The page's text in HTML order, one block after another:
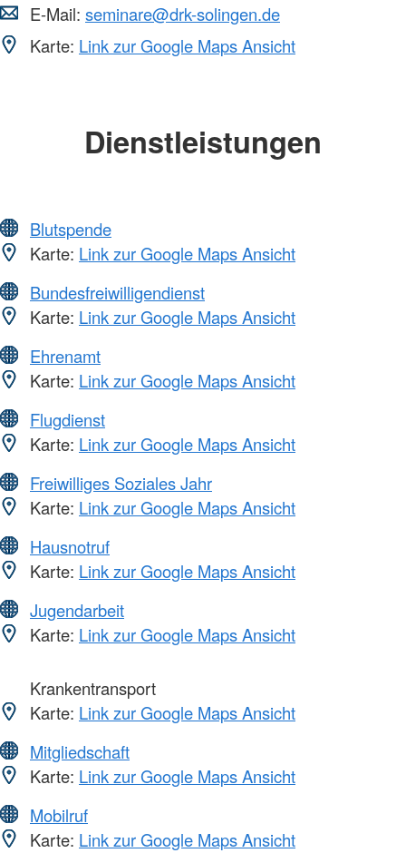
E-Mail: seminare@drk-solingen.de
Karte: Link zur Google Maps Ansicht
Dienstleistungen
Blutspende
Karte: Link zur Google Maps Ansicht
Bundesfreiwilligendienst
Karte: Link zur Google Maps Ansicht
Ehrenamt
Karte: Link zur Google Maps Ansicht
Flugdienst
Karte: Link zur Google Maps Ansicht
Freiwilliges Soziales Jahr
Karte: Link zur Google Maps Ansicht
Hausnotruf
Karte: Link zur Google Maps Ansicht
Jugendarbeit
Karte: Link zur Google Maps Ansicht
Krankentransport
Karte: Link zur Google Maps Ansicht
Mitgliedschaft
Karte: Link zur Google Maps Ansicht
Mobilruf
Karte: Link zur Google Maps Ansicht